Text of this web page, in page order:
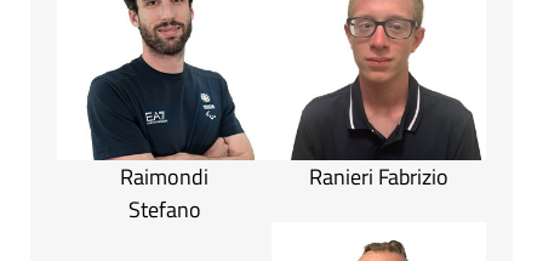
Raimondi
Stefano
Ranieri Fabrizio